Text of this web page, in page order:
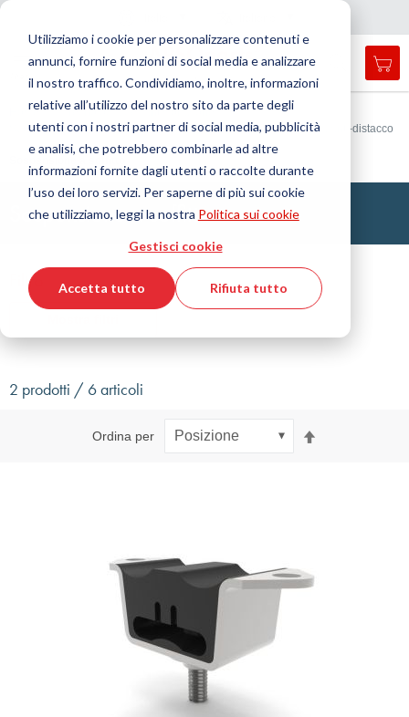
Utilizziamo i cookie per personalizzare contenuti e
annunci, fornire funzioni di social media e analizzare
il nostro traffico. Condividiamo, inoltre, informazioni
relative all’utilizzo del nostro sito da parte degli
utenti con i nostri partner di social media, pubblicità
e analisi, che potrebbero combinarle ad altre
informazioni fornite dagli utenti o raccolte durante
l’uso dei loro servizi. Per saperne di più sui cookie
che utilizziamo, leggi la nostra Politica sui cookie
Gestisci cookie
Accetta tutto Rifiuta tutto
Menu
search
Cerca
Home
Tecnologia dell'antivibrazione
Supporti per applicazioni statiche, senza dispositivo di sicurezza anti-distacco
Sospensione a soffitto
Filtro
2 prodotti / 6 articoli
Ordina per